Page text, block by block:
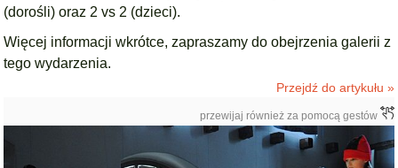
(dorośli) oraz 2 vs 2 (dzieci).
Więcej informacji wkrótce, zapraszamy do obejrzenia galerii z
tego wydarzenia.
Przejdź do artykułu »
przewijaj również za pomocą gestów